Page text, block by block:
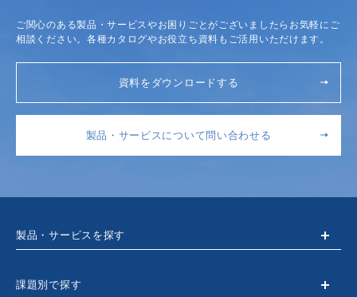
ご関心のある製品・サービスやお困りごとがございましたらお気軽にご
相談ください。各種カタログやお役立ち資料もご活用いただけます。
資料をダウンロードする
製品・サービスについて問い合わせる
製品・サービスを探す
課題別で探す